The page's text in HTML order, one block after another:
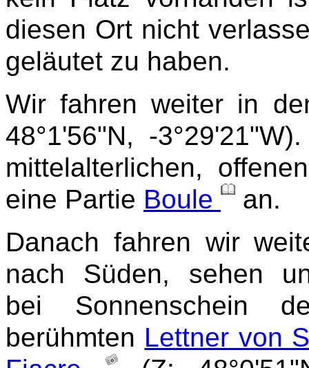
diesen Ort nicht
geläutet zu haben.
Wir fahren weiter in
48°1'56"N, -
mittelalterlichen,
eine Partie Boule
an.
Danach fahren wir
nach Süden, sehen
bei Sonnenschein
berühmten Lettner von